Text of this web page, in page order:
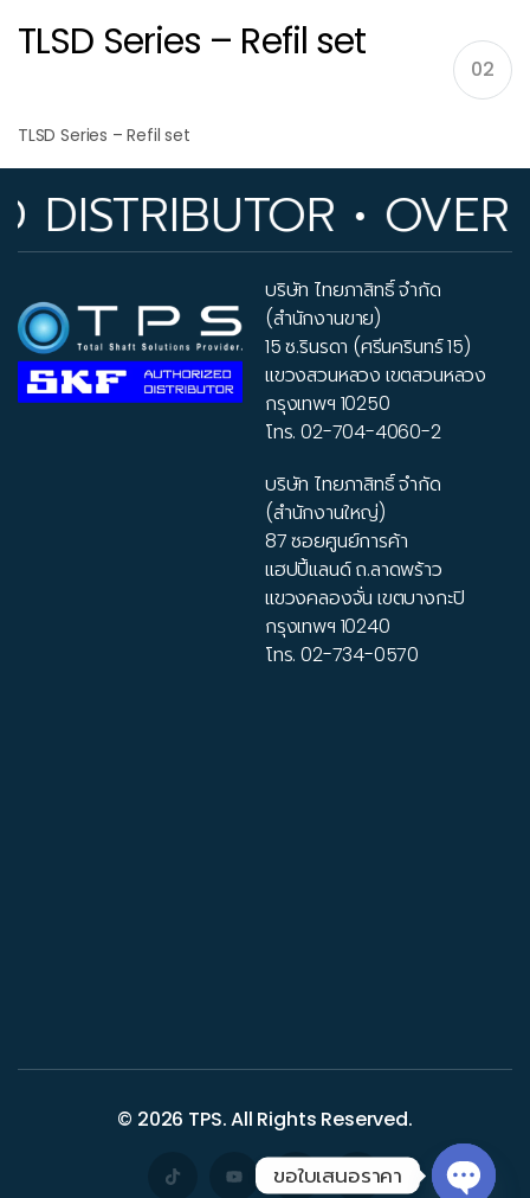
TLSD Series – Refil set
02
TLSD Series – Refil set
• OVER
บริษัท ไทยภาสิทธิ์ จำกัด
(สำนักงานขาย)
15 ซ.รินรดา (ศรีนครินทร์ 15)
แขวงสวนหลวง เขตสวนหลวง
กรุงเทพฯ 10250
โทร.02-704-4060-2
บริษัท ไทยภาสิทธิ์ จำกัด
(สำนักงานใหญ่)
87 ซอยศูนย์การค้า
แฮปปี้แลนด์ ถ.ลาดพร้าว
แขวงคลองจั่น เขตบางกะปิ
กรุงเทพฯ 10240
โทร.02-734-0570
© 2026 TPS. All Rights Reserved.
ขอใบเสนอราคา